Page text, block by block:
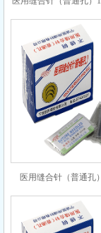
医用缝合针（普通孔
5×17